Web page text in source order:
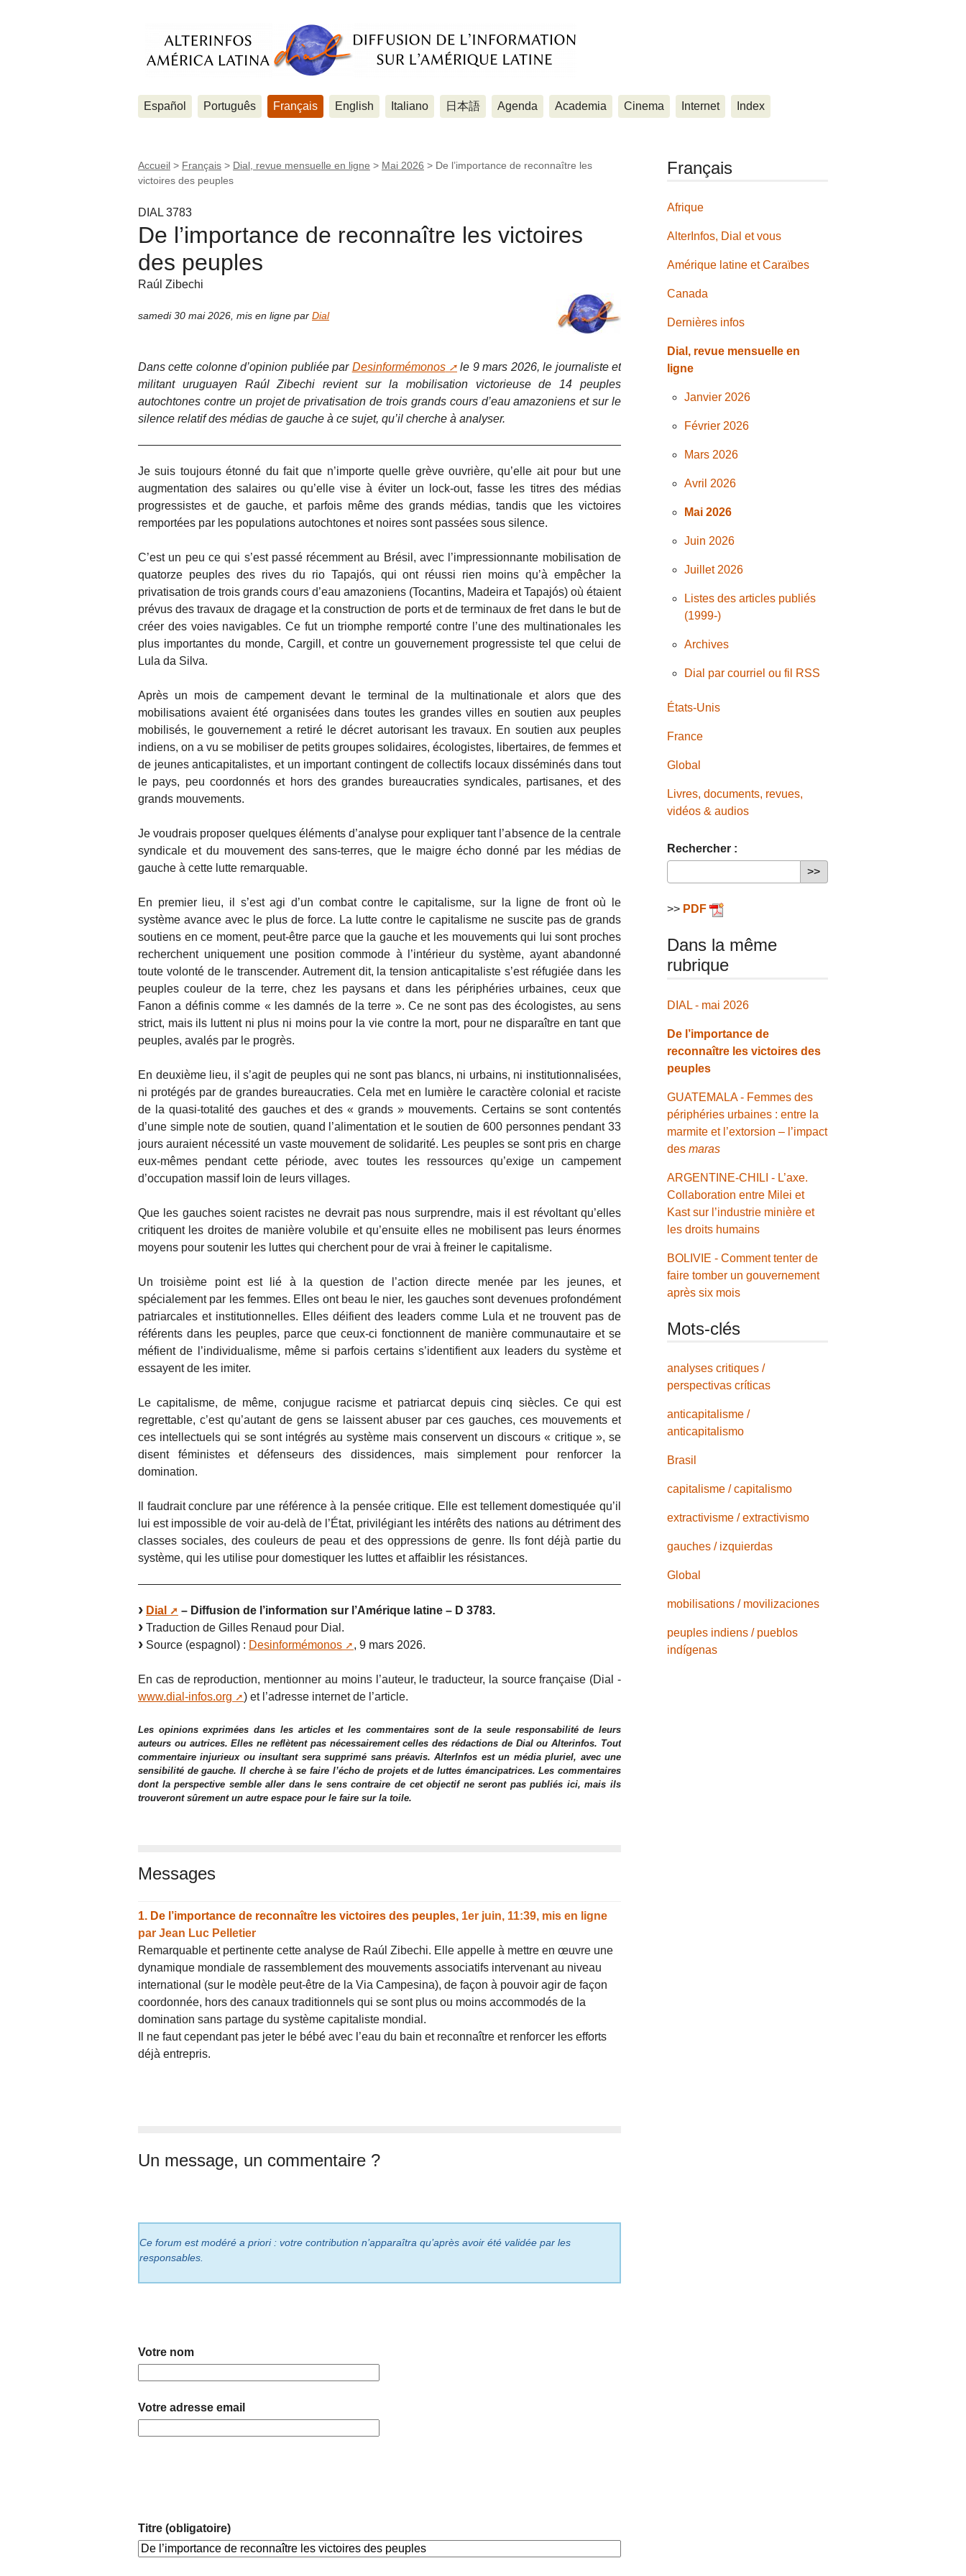
Español Português Français English Italiano 日本語 Agenda Academia Cinema Internet Index
Accueil > Français > Dial, revue mensuelle en ligne > Mai 2026 > De l’importance de reconnaître les
victoires des peuples
DIAL 3783
De l’importance de reconnaître les victoires
des peuples
Raúl Zibechi
samedi 30 mai 2026 mis en ligne par Dial
Dans cette colonne d’opinion publiée par Desinformémonos
le 9 mars 2026, le journaliste et
militant uruguayen Raúl Zibechi revient sur la mobilisation victorieuse de 14 peuples
autochtones contre un projet de privatisation de trois grands cours d’eau amazoniens et sur le
silence relatif des médias de gauche à ce sujet, qu’il cherche à analyser.
Je suis toujours étonné du fait que n’importe quelle grève ouvrière, qu’elle ait pour but une
augmentation des salaires ou qu’elle vise à éviter un lock-out, fasse les titres des médias
progressistes et de gauche, et parfois même des grands médias, tandis que les victoires
remportées par les populations autochtones et noires sont passées sous silence.
C’est un peu ce qui s’est passé récemment au Brésil, avec l’impressionnante mobilisation de
quatorze peuples des rives du rio Tapajós, qui ont réussi rien moins qu’à empêcher la
privatisation de trois grands cours d’eau amazoniens (Tocantins, Madeira et Tapajós) où étaient
prévus des travaux de dragage et la construction de ports et de terminaux de fret dans le but de
créer des voies navigables. Ce fut un triomphe remporté contre l’une des multinationales les
plus importantes du monde, Cargill, et contre un gouvernement progressiste tel que celui de
Lula da Silva.
Après un mois de campement devant le terminal de la multinationale et alors que des
mobilisations avaient été organisées dans toutes les grandes villes en soutien aux peuples
mobilisés, le gouvernement a retiré le décret autorisant les travaux. En soutien aux peuples
indiens, on a vu se mobiliser de petits groupes solidaires, écologistes, libertaires, de femmes et
de jeunes anticapitalistes, et un important contingent de collectifs locaux disséminés dans tout
le pays, peu coordonnés et hors des grandes bureaucraties syndicales, partisanes, et des
grands mouvements.
Je voudrais proposer quelques éléments d’analyse pour expliquer tant l’absence de la centrale
syndicale et du mouvement des sans-terres, que le maigre écho donné par les médias de
gauche à cette lutte remarquable.
En premier lieu, il s’est agi d’un combat contre le capitalisme, sur la ligne de front où le
système avance avec le plus de force. La lutte contre le capitalisme ne suscite pas de grands
soutiens en ce moment, peut-être parce que la gauche et les mouvements qui lui sont proches
recherchent uniquement une position commode à l’intérieur du système, ayant abandonné
toute volonté de le transcender. Autrement dit, la tension anticapitaliste s’est réfugiée dans les
peuples couleur de la terre, chez les paysans et dans les périphéries urbaines, ceux que
Fanon a définis comme « les damnés de la terre ». Ce ne sont pas des écologistes, au sens
strict, mais ils luttent ni plus ni moins pour la vie contre la mort, pour ne disparaître en tant que
peuples, avalés par le progrès.
En deuxième lieu, il s’agit de peuples qui ne sont pas blancs, ni urbains, ni institutionnalisées,
ni protégés par de grandes bureaucraties. Cela met en lumière le caractère colonial et raciste
de la quasi-totalité des gauches et des « grands » mouvements. Certains se sont contentés
d’une simple note de soutien, quand l’alimentation et le soutien de 600 personnes pendant 33
jours auraient nécessité un vaste mouvement de solidarité. Les peuples se sont pris en charge
eux-mêmes pendant cette période, avec toutes les ressources qu’exige un campement
d’occupation massif loin de leurs villages.
Que les gauches soient racistes ne devrait pas nous surprendre, mais il est révoltant qu’elles
critiquent les droites de manière volubile et qu’ensuite elles ne mobilisent pas leurs énormes
moyens pour soutenir les luttes qui cherchent pour de vrai à freiner le capitalisme.
Un troisième point est lié à la question de l’action directe menée par les jeunes, et
spécialement par les femmes. Elles ont beau le nier, les gauches sont devenues profondément
patriarcales et institutionnelles. Elles déifient des leaders comme Lula et ne trouvent pas de
référents dans les peuples, parce que ceux-ci fonctionnent de manière communautaire et se
méfient de l’individualisme, même si parfois certains s’identifient aux leaders du système et
essayent de les imiter.
Le capitalisme, de même, conjugue racisme et patriarcat depuis cinq siècles. Ce qui est
regrettable, c’est qu’autant de gens se laissent abuser par ces gauches, ces mouvements et
ces intellectuels qui se sont intégrés au système mais conservent un discours « critique », se
disent féministes et défenseurs des dissidences, mais simplement pour renforcer la
domination.
Il faudrait conclure par une référence à la pensée critique. Elle est tellement domestiquée qu’il
lui est impossible de voir au-delà de l’État, privilégiant les intérêts des nations au détriment des
classes sociales, des couleurs de peau et des oppressions de genre. Ils font déjà partie du
système, qui les utilise pour domestiquer les luttes et affaiblir les résistances.
Dial
– Diffusion de l’information sur l’Amérique latine – D 3783.
Traduction de Gilles Renaud pour Dial.
Source (espagnol) : Desinformémonos , 9 mars 2026.
En cas de reproduction, mentionner au moins l’auteur, le traducteur, la source française (Dial -
www.dial-infos.org
) et l’adresse internet de l’article.
Les opinions exprimées dans les articles et les commentaires sont de la seule responsabilité de leurs
auteurs ou autrices. Elles ne reflètent pas nécessairement celles des rédactions de Dial ou Alterinfos. Tout
commentaire injurieux ou insultant sera supprimé sans préavis. AlterInfos est un média pluriel, avec une
sensibilité de gauche. Il cherche à se faire l’écho de projets et de luttes émancipatrices. Les commentaires
dont la perspective semble aller dans le sens contraire de cet objectif ne seront pas publiés ici, mais ils
trouveront sûrement un autre espace pour le faire sur la toile.
Messages
1. De l’importance de reconnaître les victoires des peuples, 1er juin, 11:39, mis en ligne
par Jean Luc Pelletier
Remarquable et pertinente cette analyse de Raúl Zibechi. Elle appelle à mettre en œuvre une
dynamique mondiale de rassemblement des mouvements associatifs intervenant au niveau
international (sur le modèle peut-être de la Via Campesina), de façon à pouvoir agir de façon
coordonnée, hors des canaux traditionnels qui se sont plus ou moins accommodés de la
domination sans partage du système capitaliste mondial.
Il ne faut cependant pas jeter le bébé avec l’eau du bain et reconnaître et renforcer les efforts
déjà entrepris.
Un message, un commentaire ?
Ce forum est modéré a priori : votre contribution n’apparaîtra qu’après avoir été validée par les
responsables.
Votre nom
Votre adresse email
Titre (obligatoire)
Français
Afrique
AlterInfos, Dial et vous
Amérique latine et Caraïbes
Canada
Dernières infos
Dial, revue mensuelle en
ligne
Janvier 2026
Février 2026
Mars 2026
Avril 2026
Mai 2026
Juin 2026
Juillet 2026
Listes des articles publiés
(1999-)
Archives
Dial par courriel ou fil RSS
États-Unis
France
Global
Livres, documents, revues,
vidéos & audios
Rechercher :
>> PDF
Dans la même
rubrique
DIAL - mai 2026
De l’importance de
reconnaître les victoires des
peuples
GUATEMALA - Femmes des
périphéries urbaines : entre la
marmite et l’extorsion – l’impact
desmaras
ARGENTINE-CHILI - L’axe.
Collaboration entre Milei et
Kast sur l’industrie minière et
les droits humains
BOLIVIE - Comment tenter de
faire tomber un gouvernement
après six mois
Mots-clés
analyses critiques /
perspectivas críticas
anticapitalisme /
anticapitalismo
Brasil
capitalisme / capitalismo
extractivisme / extractivismo
gauches / izquierdas
Global
mobilisations / movilizaciones
peuples indiens / pueblos
indígenas